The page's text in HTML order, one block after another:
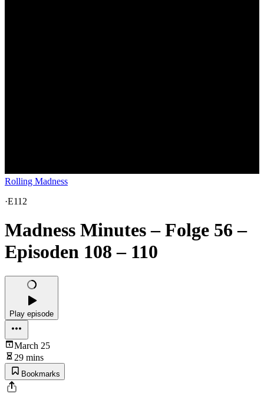
Rolling Madness
·E112
Madness Minutes – Folge 56 –
Episoden 108 – 110
Play episode
March 25
29 mins
Bookmarks